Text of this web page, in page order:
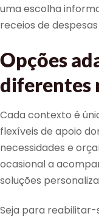
uma escolha
receios de
Opções
diferentes
Cada contexto é
flexíveis de apoio
necessidades e
ocasional a
soluções
Seja para reabilitar-